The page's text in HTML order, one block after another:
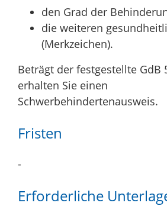
den Grad der
die weiteren
(Merkzeichen).
Beträgt der festgestellte GdB
erhalten Sie einen
Schwerbehindertenausweis.
Fristen
-
Erforderliche